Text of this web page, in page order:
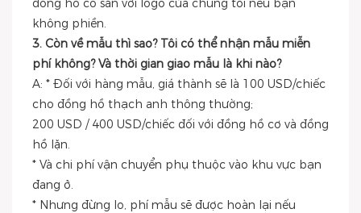
đồng hồ có sẵn với logo của chúng tôi nếu bạn
không phiền.
3. Còn về mẫu thì sao? Tôi có thể nhận mẫu miễn
phí không? Và thời gian giao mẫu là khi nào?
A: * Đối với hàng mẫu, giá thành sẽ là 100 USD/chiếc
cho đồng hồ thạch anh thông thường;
200 USD / 400 USD/chiếc đối với đồng hồ cơ và đồng
hồ lặn.
* Và chi phí vận chuyển phụ thuộc vào khu vực bạn
đang ở.
* Nhưng đừng lo, phí mẫu sẽ được hoàn lại nếu